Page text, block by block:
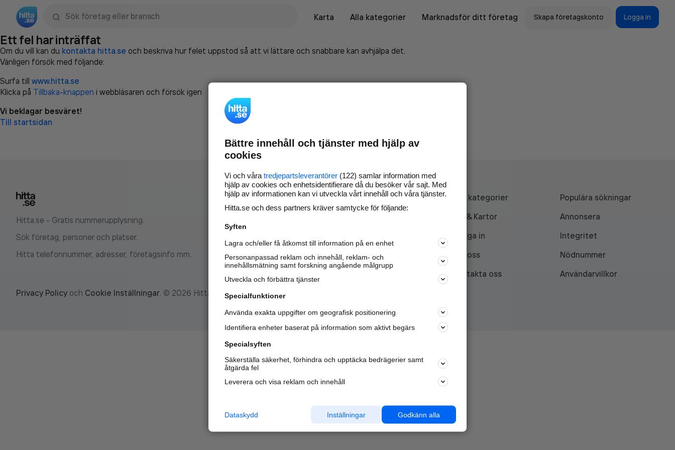
Karta
Alla kategorier Marknadsför ditt företag Skapa företagskonto Logga in
Ett fel har inträffat
Om du vill kan du kontakta hitta.se och beskriva hur felet uppstod så att vi lättare och snabbare kan avhjälpa det.
Vänligen försök med följande:
Surfa till www.hitta.se
Klicka på Tillbaka-knappen i webbläsaren och försök igen
Vi beklagar besväret!
Till startsidan
Hitta.se - Gratis nummerupplysning.
Sök företag, personer och platser.
Hitta telefonnummer, adresser, företagsinfo mm.
Marknadsför företaget på
nya kunder och
samarbetspartners nära dig.
Läs mer här
Alla kategorier
Populära sökningar
API & Kartor
Annonsera
Logga in
Integritet
Om oss
Nödnummer
Kontakta oss
Användarvillkor
Privacy Policy och Cookie Inställningar. © 2026 Hitta.se
Bättre innehåll och tjänster med hjälp av
cookies
Vi och våra tredjepartsleverantörer (122) samlar information med
hjälp av cookies och enhetsidentifierare då du besöker vår sajt. Med
hjälp av informationen kan vi utveckla vårt innehåll och våra tjänster.
Hitta.se och dess partners kräver samtycke för följande:
Syften
Lagra och/eller få åtkomst till information på en enhet
Personanpassad reklam och innehåll, reklam- och
innehållsmätning samt forskning angående målgrupp
Utveckla och förbättra tjänster
Specialfunktioner
Använda exakta uppgifter om geografisk positionering
Identifiera enheter baserat på information som aktivt begärs
Specialsyften
Säkerställa säkerhet, förhindra och upptäcka bedrägerier samt
åtgärda fel
Leverera och visa reklam och innehåll
Godkänn alla
Inställningar
Dataskydd